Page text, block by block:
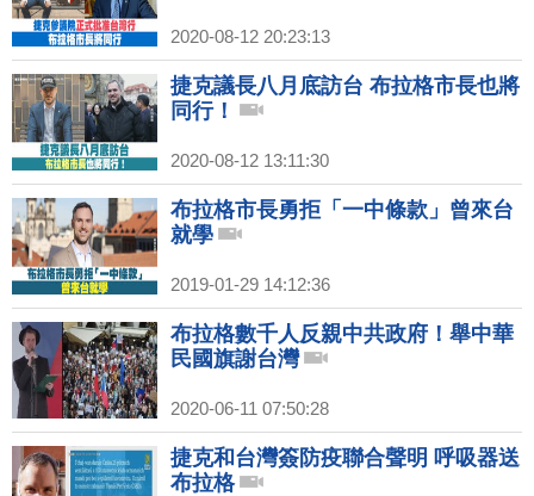
2020-08-12 20:23:13
捷克議長八月底訪台 布拉格市長也將
同行！
2020-08-12 13:11:30
布拉格市長勇拒「一中條款」曾來台
就學
2019-01-29 14:12:36
布拉格數千人反親中共政府！舉中華
民國旗謝台灣
2020-06-11 07:50:28
捷克和台灣簽防疫聯合聲明 呼吸器送
布拉格